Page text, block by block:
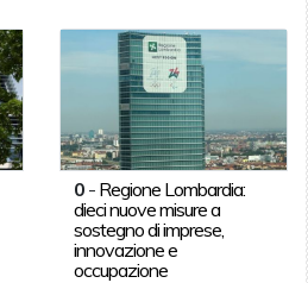
0 - Regione Lombardia:
dieci nuove misure a
sostegno di imprese,
innovazione e
occupazione